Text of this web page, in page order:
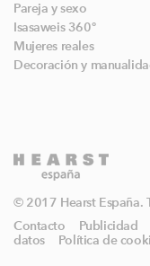
Pareja y sexo
Isasaweis 360º
Mujeres reales
Decoración y
© 2017 Hearst España.
Contacto
Publicidad
datos
Política de